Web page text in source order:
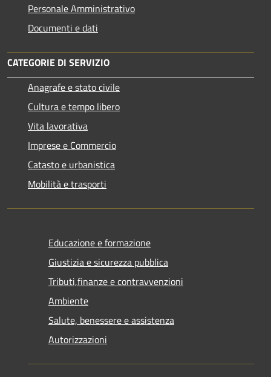
Personale Amministrativo
Documenti e dati
CATEGORIE DI SERVIZIO
Anagrafe e stato civile
Cultura e tempo libero
Vita lavorativa
Imprese e Commercio
Catasto e urbanistica
Mobilità e trasporti
Educazione e formazione
Giustizia e sicurezza pubblica
Tributi,finanze e contravvenzioni
Ambiente
Salute, benessere e assistenza
Autorizzazioni